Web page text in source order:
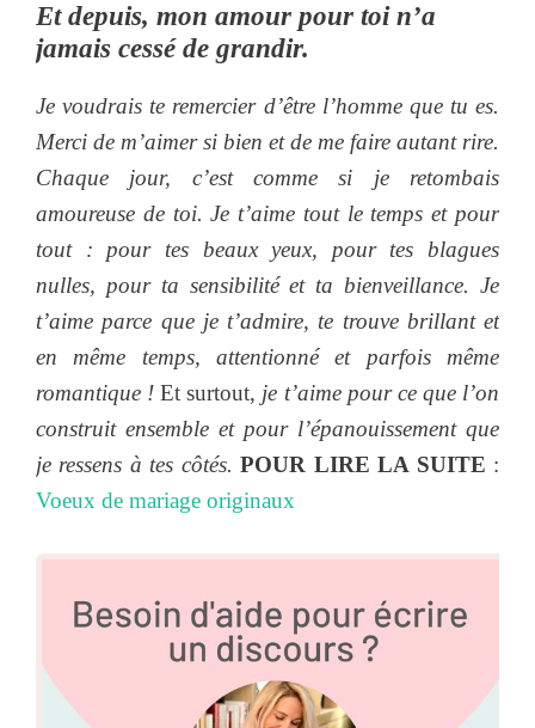
Et depuis, mon amour pour toi n’a
jamais cessé de grandir.
Je voudrais te remercier d’être l’homme que tu es.
Merci de m’aimer si bien et de me faire autant rire.
Chaque jour, c’est comme si je retombais
amoureuse de toi. Je t’aime tout le temps et pour
tout : pour tes beaux yeux, pour tes blagues
nulles, pour ta sensibilité et ta bienveillance. Je
t’aime parce que je t’admire, te trouve brillant et
en même temps, attentionné et parfois même
romantique !Et surtout, je t’aime pour ce que l’on
construit ensemble et pour l’épanouissement que
je ressens à tes côtés. POUR LIRE LA SUITE :
Voeux de mariage originaux